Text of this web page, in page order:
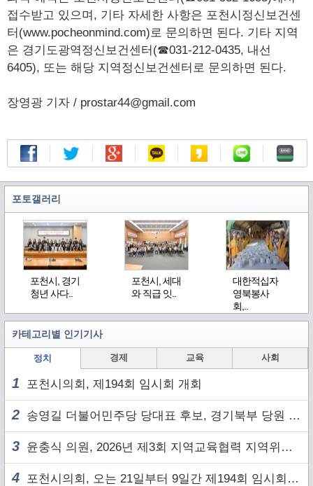
접수받고 있으며, 기타 자세한 사항은 포천시정신보건센
터(www.pocheonmind.com)로 문의하면 된다. 기타 지역
은 경기도광역정신보건센터(☎031-212-0435, 내선
6405), 또는 해당 지역정신보건센터로 문의하면 된다.
장영광 기자 / prostar44@gmail.com
포토갤러리
포천시, 경기
청년 사다..
포천시, 세대
와 직급 잇..
대한적십자
영북봉사
회,..
카테고리별 인기기사
정치 경제 교육 사회
1 포천시의회, 제194회 임시회 개회
2 송영길 더불어민주당 당대표 후보, 경기북부 당원 및 2030 세대와 ‘소통 행보’
3 윤충식 의원, 2026년 제3회 지역교육협력 지역위원회 주재
4 포천시의회, 오는 21일부터 9일간 제194회 임시회 개회